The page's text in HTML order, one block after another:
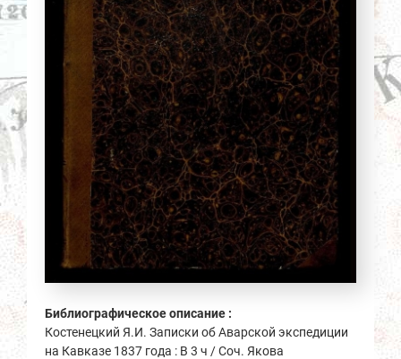
Библиографическое описание :
Костенецкий Я.И. Записки об Аварской экспедиции
на Кавказе 1837 года : В 3 ч / Соч. Якова